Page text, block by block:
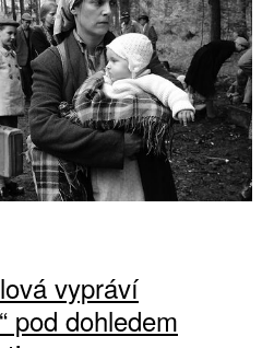
vypráví
pod dohledem